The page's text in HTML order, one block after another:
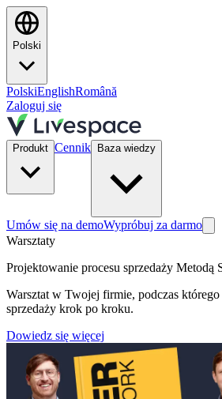
Polski
PolskiEnglishRomână
Zaloguj się
Produkt Cennik Baza wiedzy
Umów się na demoWypróbuj za darmo
Warsztaty
Projektowanie procesu sprzedaży Metodą
Warsztat w Twojej firmie, podczas
sprzedaży krok po kroku.
Dowiedz się więcej